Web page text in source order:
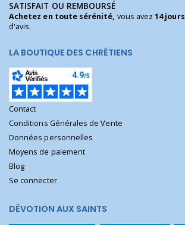
SATISFAIT OU REMBOURSÉ
Achetez en toute sérénité, vous avez14 jours
d'avis.
LA BOUTIQUE DES CHRÉTIENS
Contact
Conditions Générales de Vente
Données personnelles
Moyens de paiement
Blog
Se connecter
DÉVOTION AUX SAINTS